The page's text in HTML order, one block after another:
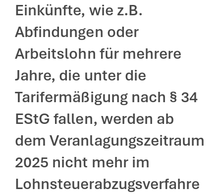
Einkünfte, wie z.B.
Abfindungen oder
Arbeitslohn für mehrere
Jahre, die unter die
Tarifermäßigung nach § 34
EStG fallen, werden ab
dem Veranlagungszeitraum
2025 nicht mehr im
Lohnsteuerabzugsverfahre